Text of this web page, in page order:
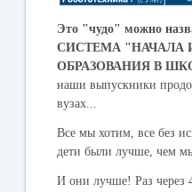
Это "чудо" можно
СИСТЕМА "НАЧАЛА
ОБРАЗОВАНИЯ В
наши выпускники
вузах...
Все мы хотим, все без
дети были лучше, чем
И они лучше! Раз через